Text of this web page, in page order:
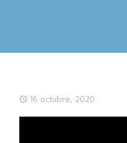
16 octubre, 2020